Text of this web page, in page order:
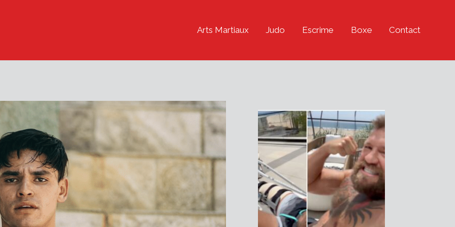
Arts Martiaux Judo Escrime Boxe Contact